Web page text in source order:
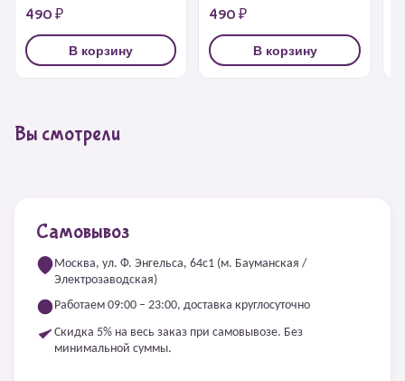
490 ₽
В корзину
490 ₽
В корзину
Вы смотрели
Самовывоз
Москва, ул. Ф. Энгельса, 64с1 (м. Бауманская /
Электрозаводская)
Работаем 09:00 – 23:00, доставка круглосуточно
Скидка 5% на весь заказ при самовывозе. Без
минимальной суммы.